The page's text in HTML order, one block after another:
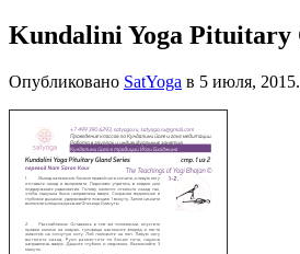
Kundalini Yoga Pituitary
Опубликовано SatYoga в 5 июля, 2015